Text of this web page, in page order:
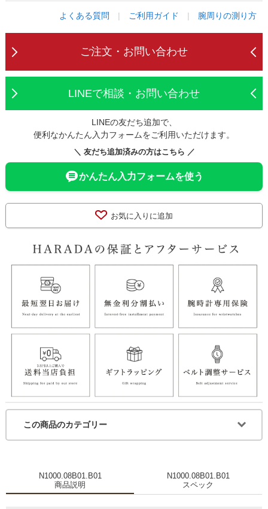
よくある質問 | ご利用ガイド | 腕周りの測り方
ご注文・お問い合わせ
LINEで相談・お問い合わせ
LINEの友だち追加で、
便利なかんたん入力フォームをご利用いただけます。
＼ 友だち追加済みの方はこちら ／
かんたん入力フォームを使う
お気に入りに追加
この商品のカテゴリー
N1000.08B01.B01
商品説明
N1000.08B01.B01
スペック